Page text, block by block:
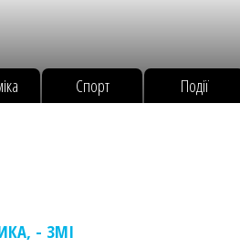
Спорт Події
- ЗМІ